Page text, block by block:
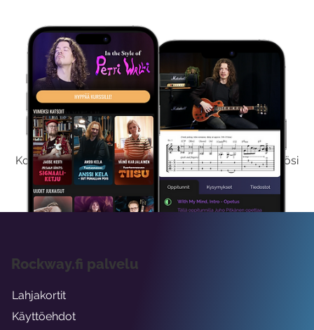
Kokeile Ilmaiseksi
Kokeilemalla ilmaiseksi saat koko sisältömme käyttöösi
viikon ajaksi.
Rockway.fi palvelu
Lahjakortit
Käyttöehdot